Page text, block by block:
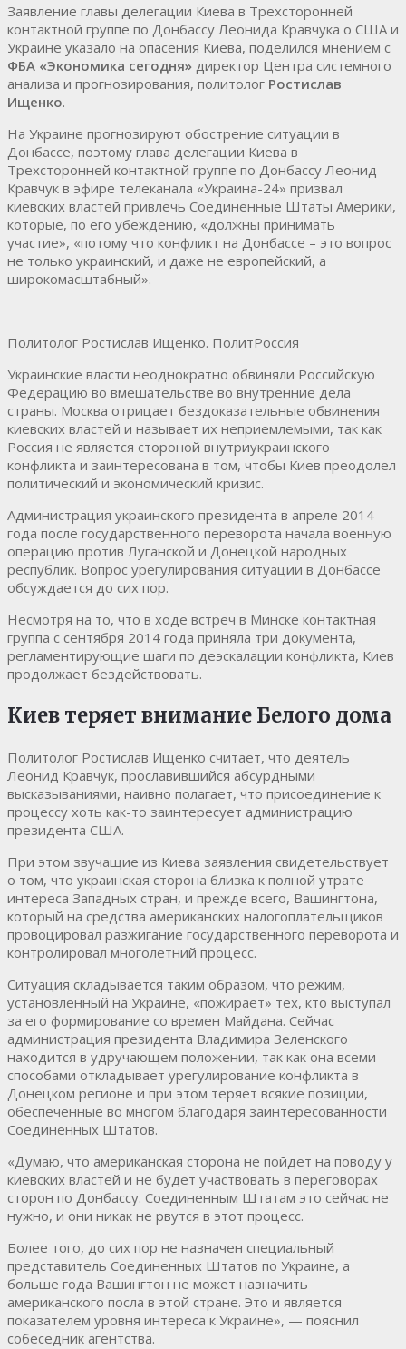
Заявление главы делегации Киева в Трехсторонней
контактной группе по Донбассу Леонида Кравчука о США и
Украине указало на опасения Киева, поделился мнением с
ФБА «Экономика сегодня» директор Центра системного
анализа и прогнозирования, политолог Ростислав
Ищенко.
На Украине прогнозируют обострение ситуации в
Донбассе, поэтому глава делегации Киева в
Трехсторонней контактной группе по Донбассу Леонид
Кравчук в эфире телеканала «Украина-24» призвал
киевских властей привлечь Соединенные Штаты Америки,
которые, по его убеждению, «должны принимать
участие», «потому что конфликт на Донбассе – это вопрос
не только украинский, и даже не европейский, а
широкомасштабный».
Политолог Ростислав Ищенко. ПолитРоссия
Украинские власти неоднократно обвиняли Российскую
Федерацию во вмешательстве во внутренние дела
страны. Москва отрицает бездоказательные обвинения
киевских властей и называет их неприемлемыми, так как
Россия не является стороной внутриукраинского
конфликта и заинтересована в том, чтобы Киев преодолел
политический и экономический кризис.
Администрация украинского президента в апреле 2014
года после государственного переворота начала военную
операцию против Луганской и Донецкой народных
республик. Вопрос урегулирования ситуации в Донбассе
обсуждается до сих пор.
Несмотря на то, что в ходе встреч в Минске контактная
группа с сентября 2014 года приняла три документа,
регламентирующие шаги по деэскалации конфликта, Киев
продолжает бездействовать.
Киев теряет внимание Белого дома
Политолог Ростислав Ищенко считает, что деятель
Леонид Кравчук, прославившийся абсурдными
высказываниями, наивно полагает, что присоединение к
процессу хоть как-то заинтересует администрацию
президента США.
При этом звучащие из Киева заявления свидетельствует
о том, что украинская сторона близка к полной утрате
интереса Западных стран, и прежде всего, Вашингтона,
который на средства американских налогоплательщиков
провоцировал разжигание государственного переворота и
контролировал многолетний процесс.
Ситуация складывается таким образом, что режим,
установленный на Украине, «пожирает» тех, кто выступал
за его формирование со времен Майдана. Сейчас
администрация президента Владимира Зеленского
находится в удручающем положении, так как она всеми
способами откладывает урегулирование конфликта в
Донецком регионе и при этом теряет всякие позиции,
обеспеченные во многом благодаря заинтересованности
Соединенных Штатов.
«Думаю, что американская сторона не пойдет на поводу у
киевских властей и не будет участвовать в переговорах
сторон по Донбассу. Соединенным Штатам это сейчас не
нужно, и они никак не рвутся в этот процесс.
Более того, до сих пор не назначен специальный
представитель Соединенных Штатов по Украине, а
больше года Вашингтон не может назначить
американского посла в этой стране. Это и является
показателем уровня интереса к Украине», — пояснил
собеседник агентства.